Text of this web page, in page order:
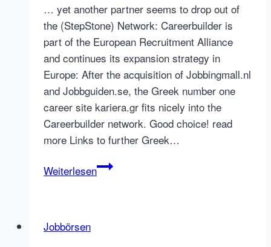
… yet another partner seems to drop out of
the (StepStone) Network: Careerbuilder is
part of the European Recruitment Alliance
and continues its expansion strategy in
Europe: After the acquisition of Jobbingmall.nl
and Jobbguiden.se, the Greek number one
career site kariera.gr fits nicely into the
Careerbuilder network. Good choice! read
more Links to further Greek…
WeiterlesenCareerbuilder
Jobbörsen